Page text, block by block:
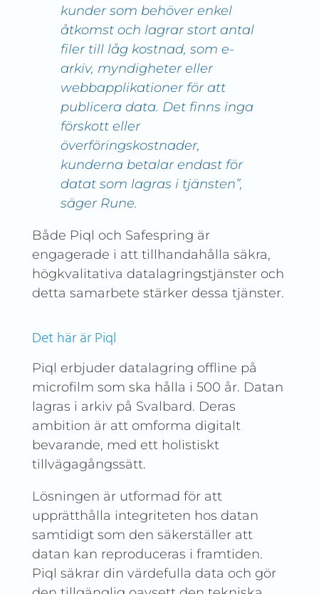
kunder som behöver enkel
åtkomst och lagrar stort antal
filer till låg kostnad, som e-
arkiv, myndigheter eller
webbapplikationer för att
publicera data. Det finns inga
förskott eller
överföringskostnader,
kunderna betalar endast för
datat som lagras i tjänsten”,
säger Rune.
Både Piql och Safespring är
engagerade i att tillhandahålla säkra,
högkvalitativa datalagringstjänster och
detta samarbete stärker dessa tjänster.
Det här är Piql
Piql erbjuder datalagring offline på
microfilm som ska hålla i 500 år. Datan
lagras i arkiv på Svalbard. Deras
ambition är att omforma digitalt
bevarande, med ett holistiskt
tillvägagångssätt.
Lösningen är utformad för att
upprätthålla integriteten hos datan
samtidigt som den säkerställer att
datan kan reproduceras i framtiden.
Piql säkrar din värdefulla data och gör